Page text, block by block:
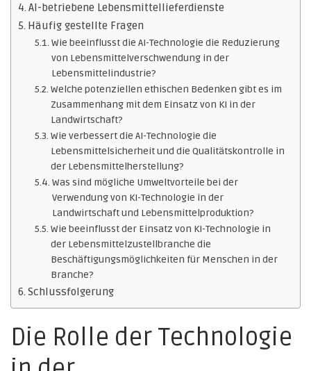
AI-betriebene Lebensmittellieferdienste
Häufig gestellte Fragen
Wie beeinflusst die AI-Technologie die Reduzierung
von Lebensmittelverschwendung in der
Lebensmittelindustrie?
Welche potenziellen ethischen Bedenken gibt es im
Zusammenhang mit dem Einsatz von KI in der
Landwirtschaft?
Wie verbessert die AI-Technologie die
Lebensmittelsicherheit und die Qualitätskontrolle in
der Lebensmittelherstellung?
Was sind mögliche Umweltvorteile bei der
Verwendung von KI-Technologie in der
Landwirtschaft und Lebensmittelproduktion?
Wie beeinflusst der Einsatz von KI-Technologie in
der Lebensmittelzustellbranche die
Beschäftigungsmöglichkeiten für Menschen in der
Branche?
Schlussfolgerung
Die Rolle der Technologie